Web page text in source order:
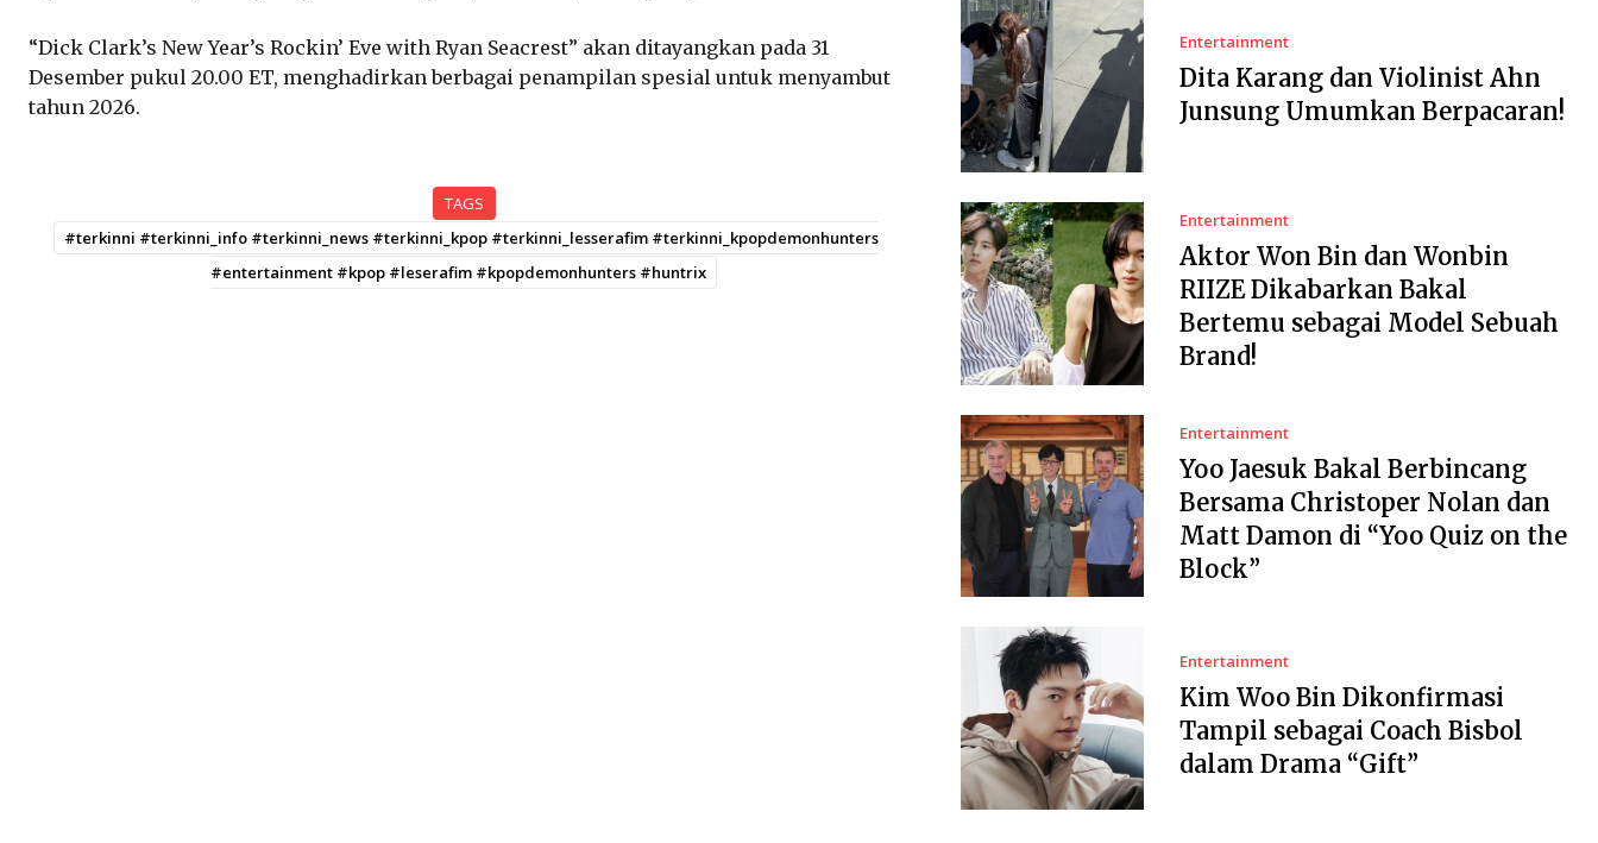
“Dick Clark’s New Year’s Rockin’ Eve with Ryan Seacrest” akan ditayangkan pada 31
Desember pukul 20.00 ET, menghadirkan berbagai penampilan spesial untuk menyambut
tahun 2026.
TAGS
#terkinni #terkinni_info #terkinni_news #terkinni_kpop #terkinni_lesserafim #terkinni_kpopdemonhunters
#entertainment #kpop #leserafim #kpopdemonhunters #huntrix
Entertainment
Dita Karang dan Violinist Ahn
Junsung Umumkan Berpacaran!
Entertainment
Aktor Won Bin dan Wonbin
RIIZE Dikabarkan Bakal
Bertemu sebagai Model Sebuah
Brand!
Entertainment
Yoo Jaesuk Bakal Berbincang
Bersama Christoper Nolan dan
Matt Damon di “Yoo Quiz on the
Block”
Entertainment
Kim Woo Bin Dikonfirmasi
Tampil sebagai Coach Bisbol
dalam Drama “Gift”